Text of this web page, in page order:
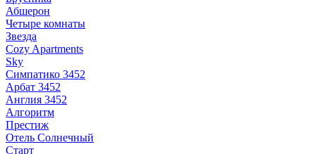
Абшерон
Четыре комнаты
Звезда
Cozy Apartments
Sky
Симпатико 3452
Арбат 3452
Англия 3452
Алгоритм
Престиж
Отель Солнечный
Старт